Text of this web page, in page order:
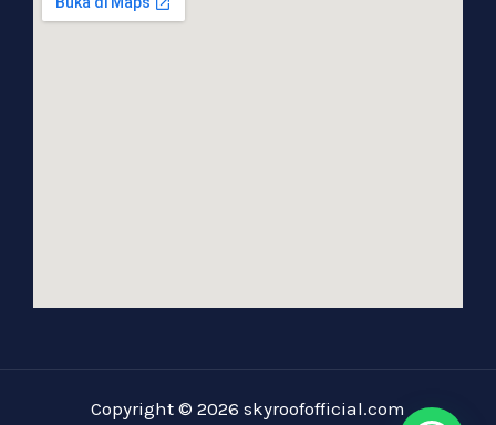
Copyright © 2026 skyroofofficial.com